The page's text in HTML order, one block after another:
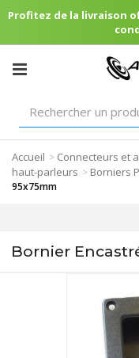
Profitez de la livraison
Accueil > Connecteurs et
haut-parleurs > Borniers
95x75mm
Bornier